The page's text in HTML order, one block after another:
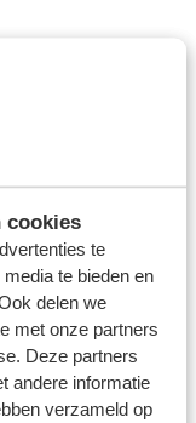
cookies
te
te bieden en
delen we
met onze partners
Deze partners
andere informatie
verzameld op